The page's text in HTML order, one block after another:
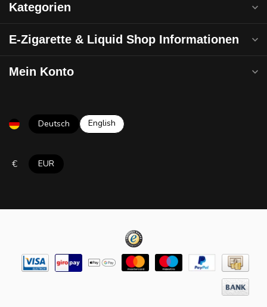
Kategorien
E-Zigarette & Liquid Shop Informationen
Mein Konto
Deutsch English
€ EUR